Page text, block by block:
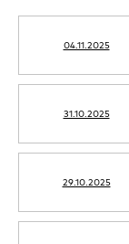
04.11.2025
31.10.2025
29.10.2025